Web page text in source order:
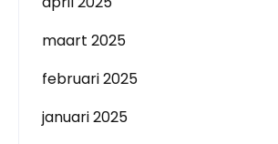
maart 2025
februari 2025
januari 2025